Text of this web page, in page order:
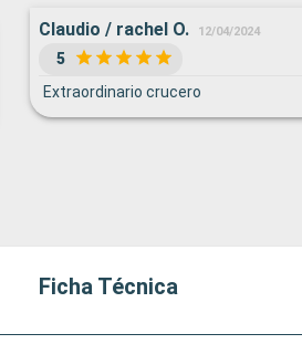
Claudio / rachel O. 12/04/2024
5
Extraordinario crucero
Ficha Técnica